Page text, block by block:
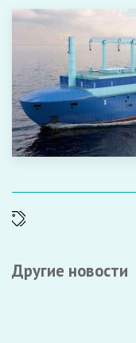
Другие новости